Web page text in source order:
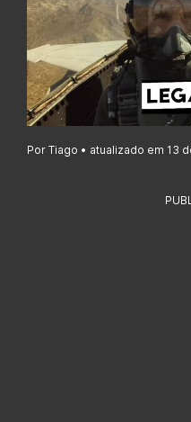
Por Tiago • atualizado em 13